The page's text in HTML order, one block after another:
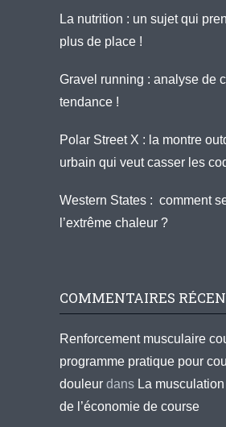
La nutrition : un sujet qui
plus de place !
Gravel running : analyse de
tendance !
Polar Street X : la montre
urbain qui veut casser les
Western States : comment
l’extrême chaleur ?
COMMENTAIRES
Renforcement musculaire
programme pratique pour
douleur dans La
de l’économie de course